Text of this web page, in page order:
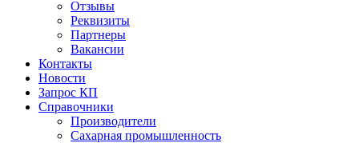
Отзывы
Реквизиты
Партнеры
Вакансии
Контакты
Новости
Запрос КП
Справочники
Производители
Сахарная промышленность